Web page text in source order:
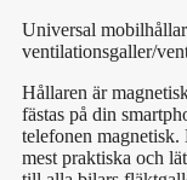
Universal
ventilationsgaller/
Hållaren är
fästas på din
telefonen
mest praktiska och